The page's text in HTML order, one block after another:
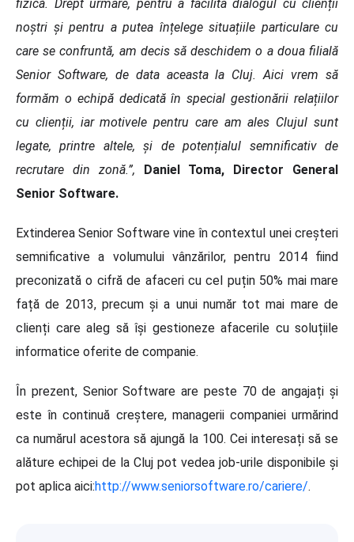
fizică. Drept urmare, pentru a facilita dialogul cu clienții
noștri și pentru a putea înțelege situațiile particulare cu
care se confruntă, am decis să deschidem o a doua filială
Senior Software, de data aceasta la Cluj. Aici vrem să
formăm o echipă dedicată în special gestionării relațiilor
cu clienții, iar motivele pentru care am ales Clujul sunt
legate, printre altele, și de potențialul semnificativ de
recrutare din zonă.”, Daniel Toma, Director General
Senior Software.
Extinderea Senior Software vine în contextul unei creșteri
semnificative a volumului vânzărilor, pentru 2014 fiind
preconizată o cifră de afaceri cu cel puțin 50% mai mare
față de 2013, precum și a unui număr tot mai mare de
clienți care aleg să își gestioneze afacerile cu soluțiile
informatice oferite de companie.
În prezent, Senior Software are peste 70 de angajați și
este în continuă creștere, managerii companiei urmărind
ca numărul acestora să ajungă la 100. Cei interesați să se
alăture echipei de la Cluj pot vedea job-urile disponibile și
pot aplica aici:http://www.seniorsoftware.ro/cariere/.